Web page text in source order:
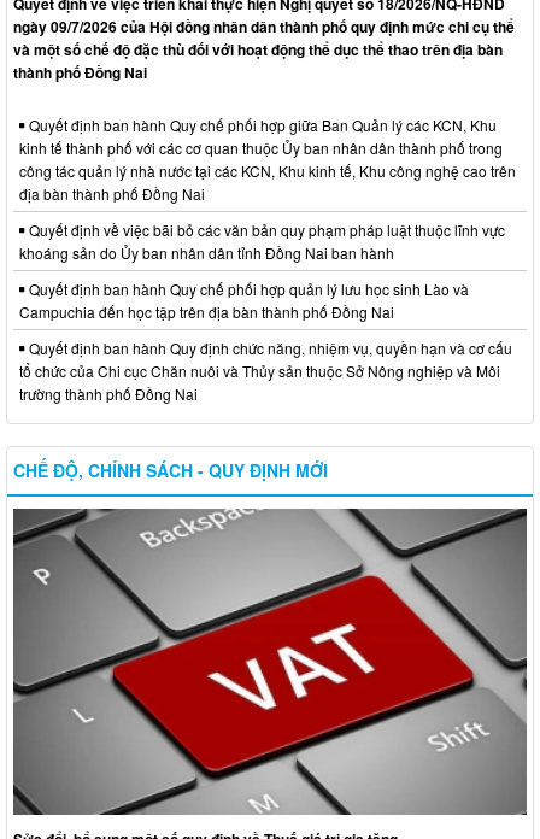
ngày 09/7/2026 của Hội đồng nhân dân thành phố quy định mức chi cụ thể
và một số chế độ đặc thù đối với hoạt động thể dục thể thao trên địa bàn
thành phố Đồng Nai
Quyết định ban hành Quy chế phối hợp giữa Ban Quản lý các KCN, Khu
kinh tế thành phố với các cơ quan thuộc Ủy ban nhân dân thành phố trong
công tác quản lý nhà nước tại các KCN, Khu kinh tế, Khu công nghệ cao trên
địa bàn thành phố Đồng Nai
Quyết định về việc bãi bỏ các văn bản quy phạm pháp luật thuộc lĩnh vực
khoáng sản do Ủy ban nhân dân tỉnh Đồng Nai ban hành
Quyết định ban hành Quy chế phối hợp quản lý lưu học sinh Lào và
Campuchia đến học tập trên địa bàn thành phố Đồng Nai
Quyết định ban hành Quy định chức năng, nhiệm vụ, quyền hạn và cơ cấu
tổ chức của Chi cục Chăn nuôi và Thủy sản thuộc Sở Nông nghiệp và Môi
trường thành phố Đồng Nai
CHẾ ĐỘ, CHÍNH SÁCH - QUY ĐỊNH MỚI